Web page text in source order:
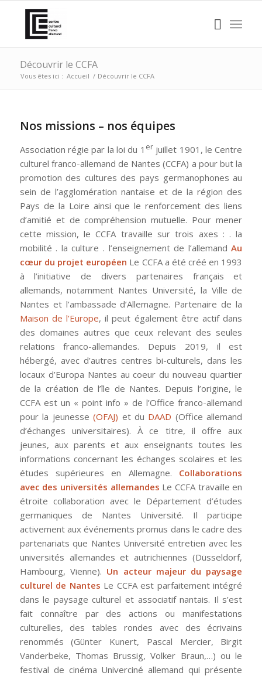
Découvrir le CCFA
Vous êtes ici : Accueil / Découvrir le CCFA
Nos missions – nos équipes
Association régie par la loi du 1 erjuillet 1901, le Centre
culturel franco-allemand de Nantes (CCFA) a pour but la
promotion des cultures des pays germanophones au
sein de l’agglomération nantaise et de la région des
Pays de la Loire ainsi que le renforcement des liens
d’amitié et de compréhension mutuelle. Pour mener
cette mission, le CCFA travaille sur trois axes : . la
mobilité . la culture . l’enseignement de l’allemandAu
cœur du projet européen Le CCFA a été créé en 1993
à l’initiative de divers partenaires français et
allemands, notamment Nantes Université, la Ville de
Nantes et l’ambassade d’Allemagne. Partenaire de la
Maison de l’Europe, il peut également être actif dans
des domaines autres que ceux relevant des seules
relations franco-allemandes. Depuis 2019, il est
hébergé, avec d’autres centres bi-culturels, dans les
locaux d’Europa Nantes au coeur du nouveau quartier
de la création de l’île de Nantes. Depuis l’origine, le
CCFA est un « point info » de l’Office franco-allemand
pour la jeunesse(OFAJ) et du DAAD (Office allemand
d’échanges universitaires). À ce titre, il offre aux
jeunes, aux parents et aux enseignants toutes les
informations concernant les échanges scolaires et les
études supérieures en Allemagne. Collaborations
avec des universités allemandes Le CCFA travaille en
étroite collaboration avec le Département d’études
germaniques de Nantes Université. Il participe
activement aux événements promus dans le cadre des
partenariats que Nantes Université entretien avec les
universités allemandes et autrichiennes (Düsseldorf,
Hambourg, Vienne). Un acteur majeur du paysage
culturel de Nantes Le CCFA est parfaitement intégré
dans le paysage culturel et associatif nantais. Il s’est
fait connaître par des actions ou manifestations
culturelles, des tables rondes avec des écrivains
renommés (Günter Kunert, Pascal Mercier, Birgit
Vanderbeke, Thomas Brussig, Volker Braun,…) ou le
festival de cinéma Univerciné allemand qui présente